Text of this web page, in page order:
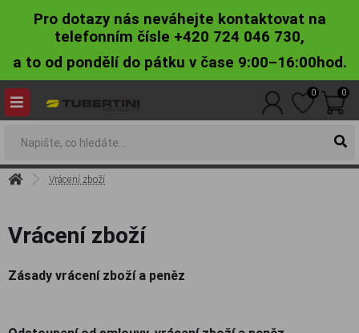
Pro dotazy nás neváhejte kontaktovat na
telefonním čísle +420 724 046 730,
a to od pondělí do pátku v čase 9:00–16:00hod.
0 0
Vrácení zboží
Vrácení zboží
Zásady vrácení zboží a peněz